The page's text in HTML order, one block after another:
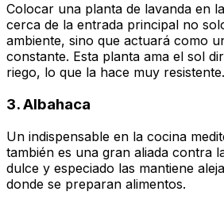
Colocar una planta de lavanda en
cerca de la entrada principal no
ambiente, sino que actuará como
constante. Esta planta ama el sol
riego, lo que la hace muy resistente.
3. Albahaca
Un indispensable en la cocina
también es una gran aliada contra
dulce y especiado las mantiene
donde se preparan alimentos.